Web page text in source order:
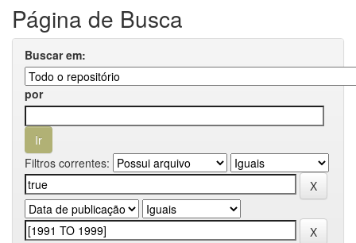
Página de Busca
Buscar em:
por
Filtros correntes: